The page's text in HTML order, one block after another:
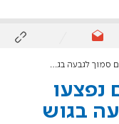
לגבעה בגוש עציון
נפצעו
בגוש